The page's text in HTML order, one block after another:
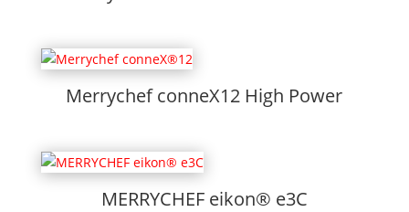
Merrychef conneX12 High Power
MERRYCHEF eikon® e3C